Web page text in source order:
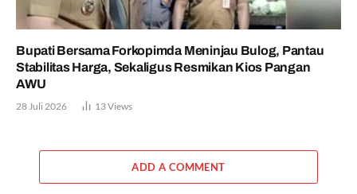
Bupati Bersama Forkopimda Meninjau Bulog, Pantau
Stabilitas Harga, Sekaligus Resmikan Kios Pangan
AWU
28 Juli 2026 13Views
ADD A COMMENT